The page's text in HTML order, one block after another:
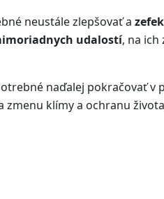
neustále zlepšovať a
udalostí, na ich
naďalej pokračovať v
klímy a ochranu